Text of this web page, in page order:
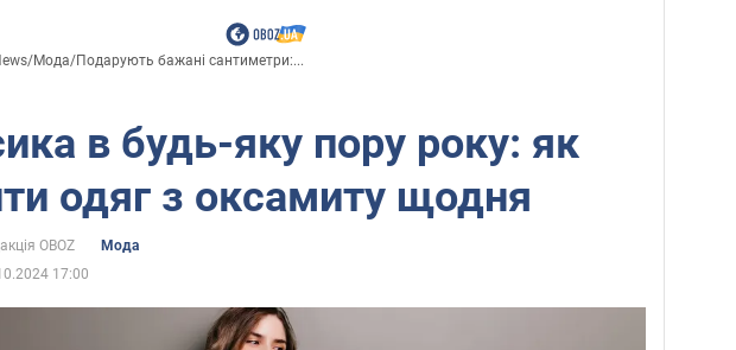
/Мода/Подарують бажані сантиметри:...
в будь-яку пору року: як
одяг з оксамиту щодня
OBOZ
Мода
17:00